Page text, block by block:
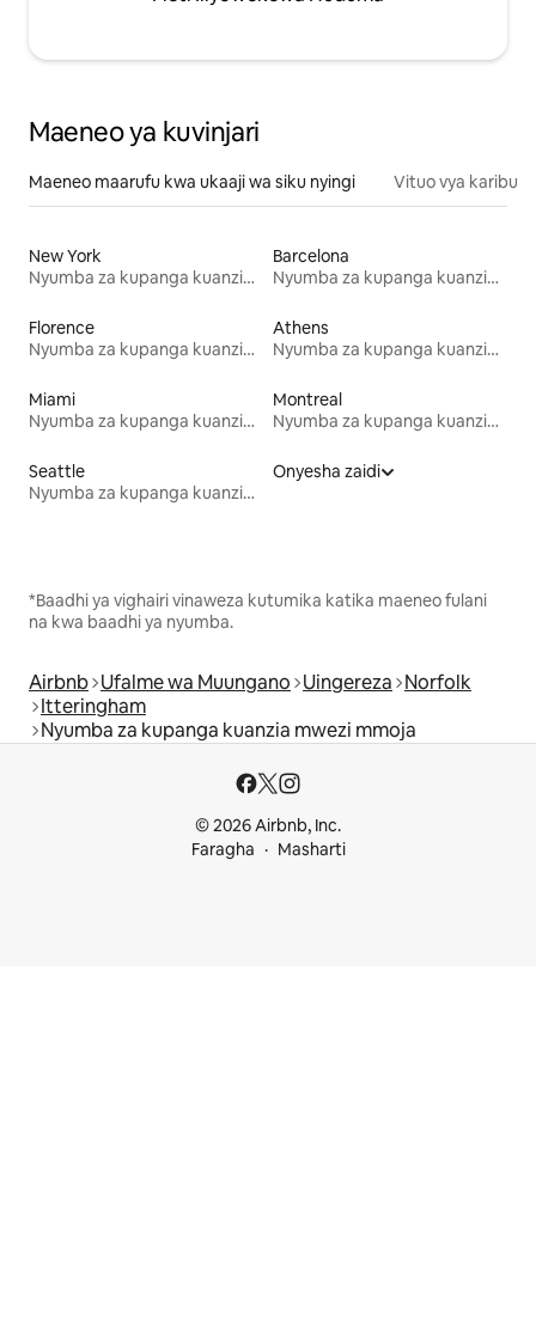
Maeneo ya kuvinjari
Maeneo maarufu kwa ukaaji wa siku nyingi Vituo vya karibu
New York
Nyumba za kupanga kuanzia mwezi mmoja
Barcelona
Nyumba za kupanga kuanzia mwezi mmoja
Florence
Nyumba za kupanga kuanzia mwezi mmoja
Athens
Nyumba za kupanga kuanzia mwezi mmoja
Miami
Nyumba za kupanga kuanzia mwezi mmoja
Montreal
Nyumba za kupanga kuanzia mwezi mmoja
Seattle
Nyumba za kupanga kuanzia mwezi mmoja
Onyesha zaidi
*Baadhi ya vighairi vinaweza kutumika katika maeneo fulani
na kwa baadhi ya nyumba.
Airbnb Ufalme wa Muungano Uingereza Norfolk
Itteringham
Nyumba za kupanga kuanzia mwezi mmoja
© 2026 Airbnb, Inc.
Faragha
Masharti